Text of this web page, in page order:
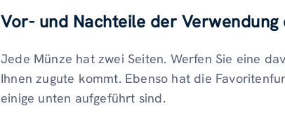
Vor- und Nachteile der
Jede Münze hat zwei Seiten. Werfen Sie eine
Ihnen zugute kommt. Ebenso hat die
einige unten aufgeführt sind.